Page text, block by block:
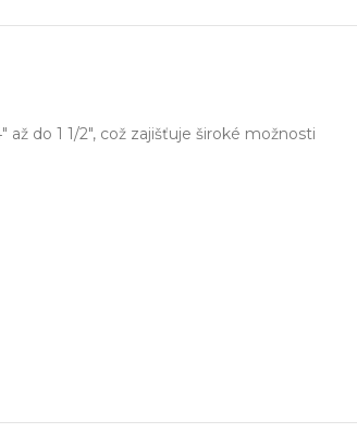
do 1 1/2″, což zajišťuje široké možnosti